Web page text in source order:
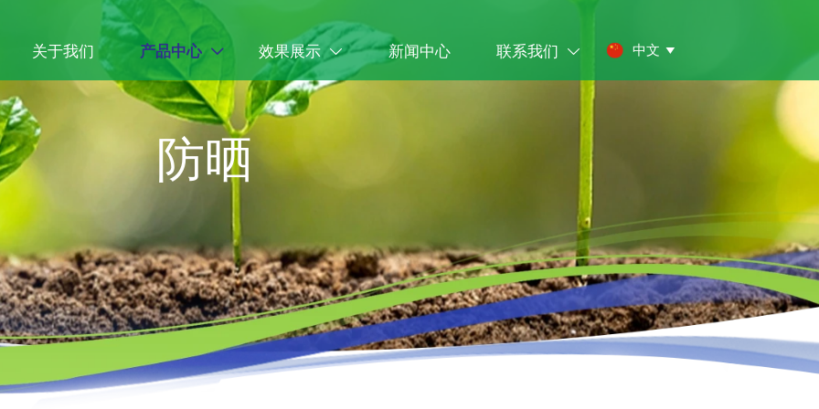
关于我们 产品中心  效果展示  新闻中心 联系我们  中文 
防晒